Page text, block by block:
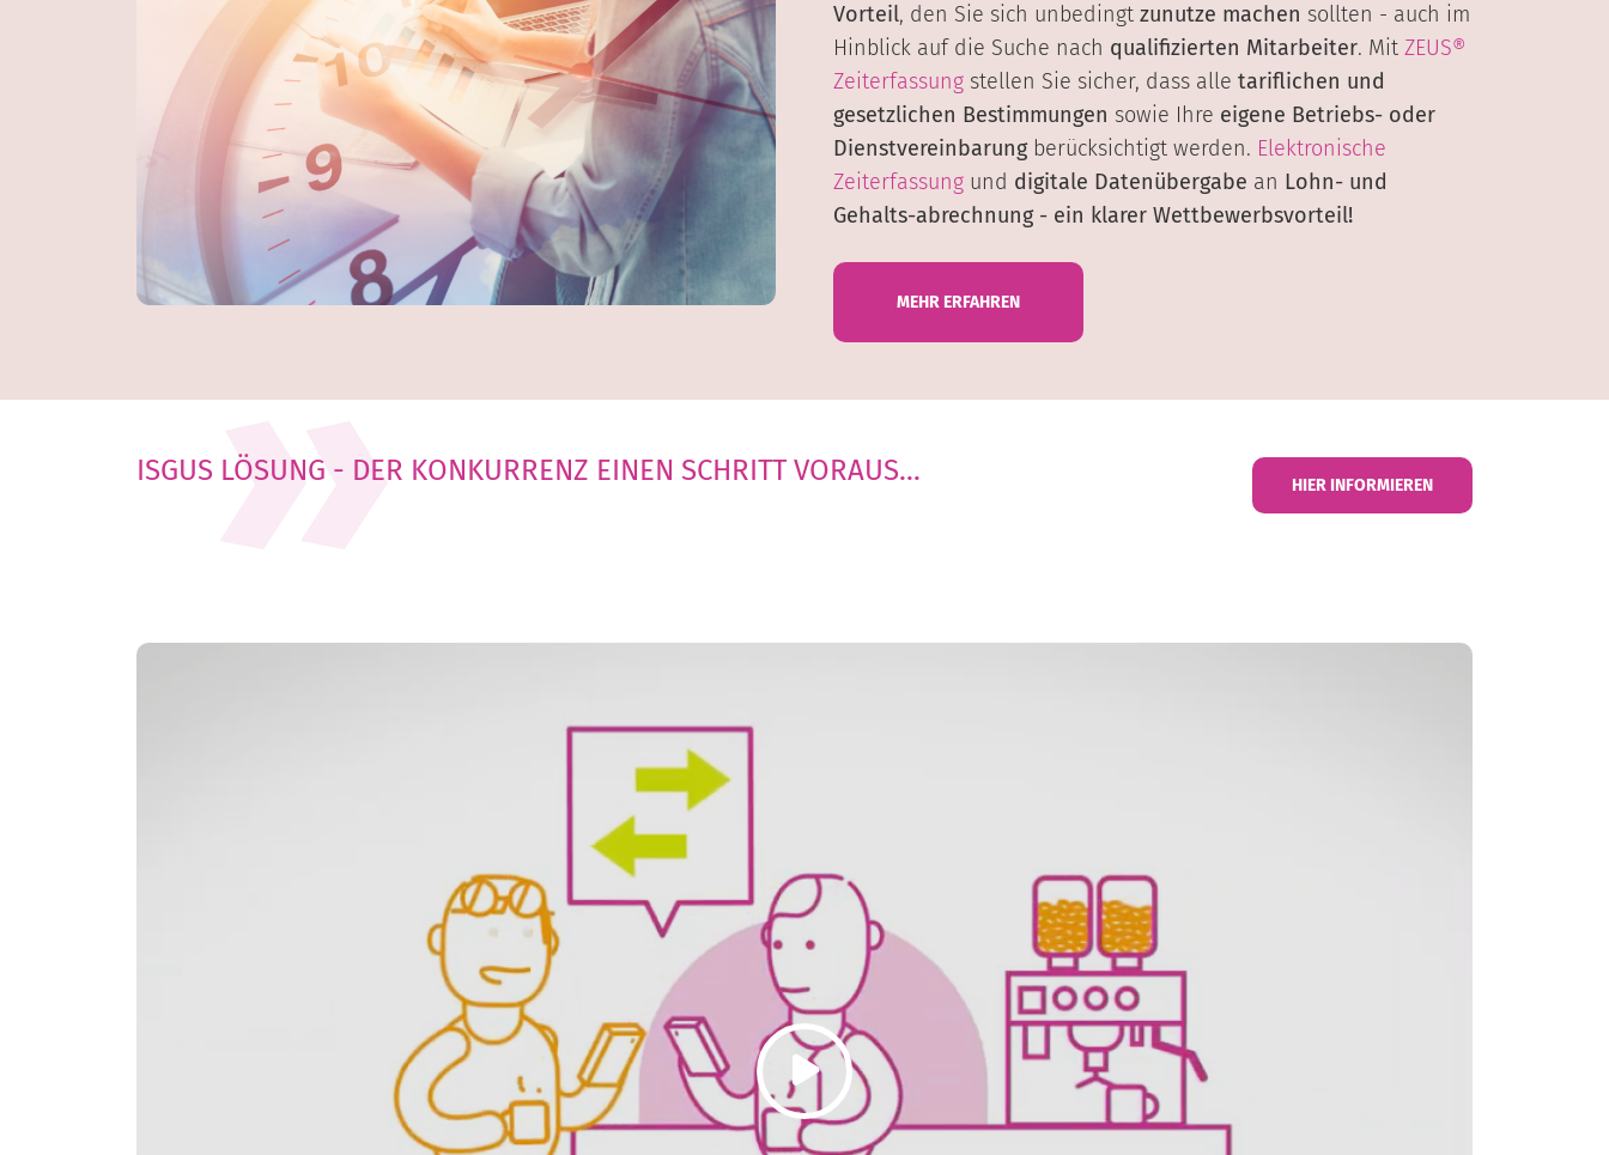
Vorteil, den Sie sich unbedingt zunutze machen sollten - auch im
Hinblick auf die Suche nach qualifizierten Mitarbeiter. Mit ZEUS®
Zeiterfassung stellen Sie sicher, dass alle tariflichen und
gesetzlichen Bestimmungen sowie Ihre eigene Betriebs- oder
Dienstvereinbarungberücksichtigt werden. Elektronische
Zeiterfassung und digitale Datenübergabe an Lohn- und
Gehalts-abrechnung - ein klarer Wettbewerbsvorteil!
MEHR ERFAHREN
ISGUS LÖSUNG - DER KONKURRENZ EINEN SCHRITT VORAUS... HIER INFORMIEREN